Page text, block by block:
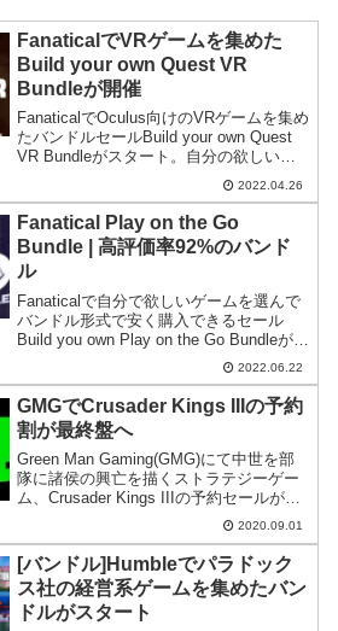
FanaticalでVRゲームを集めた
Build your own Quest VR
Bundleが開催
FanaticalでOculus向けのVRゲームを集め
たバンドルセールBuild your own Quest
VR Bundleがスタート。自分の欲しいゲ
ームを選んで購入するタイプのバンドル
です。一部はOculus Quest2専用である
点に注意。
2022.04.26
Fanatical Play on the Go
Bundle | 高評価率92%のバンド
ル
Fanaticalで自分で欲しいゲームを選んで
バンドル形式で安く購入できるセール
Build you own Play on the Go Bundleがス
タート。Steamの高評価ゲームかつ
Steam Deckにも対応するゲームを集めて
あります。
2022.06.22
GMGでCrusader Kings IIIの予約
割が最終盤へ
Green Man Gaming(GMG)にて中世を部
隊に諸侯の興亡を描くストラテジーゲー
ム、Crusader Kings IIIの予約セールが最
終受付中。Steamで購入するよりも安い
ので発売後すぐに遊びたい方におすすめ
です。
2020.09.01
[バンドル]Humbleでパラドック
ス社の経営系ゲームを集めたバン
ドルがスタート